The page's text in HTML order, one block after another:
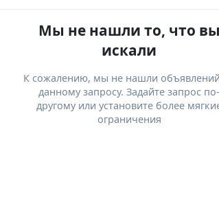
Мы не нашли то, что вы
искали
К сожалению, мы не нашли
данному запросу. Задайте запрос по-
другому или установите более
ограничения